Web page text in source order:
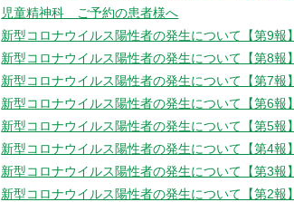
児童精神科 ご予約の患者様へ
新型コロナウイルス陽性者の発生について【第9報】
新型コロナウイルス陽性者の発生について【第8報】
新型コロナウイルス陽性者の発生について【第7報】
新型コロナウイルス陽性者の発生について【第6報】
新型コロナウイルス陽性者の発生について【第5報】
新型コロナウイルス陽性者の発生について【第4報】
新型コロナウイルス陽性者の発生について【第3報】
新型コロナウイルス陽性者の発生について【第2報】